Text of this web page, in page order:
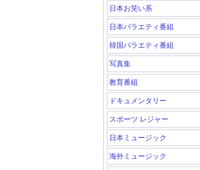
日本お笑い系
日本バラエティ番組
韓国バラエティ番組
写真集
教育番組
ドキュメンタリー
スポーツ レジャー
日本ミュージック
海外ミュージック